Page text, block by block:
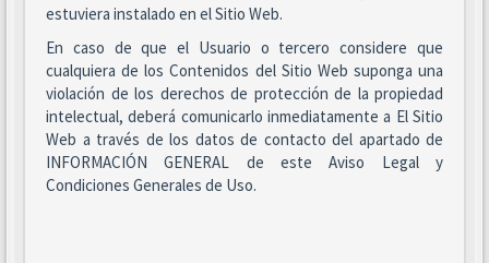
estuviera instalado en el Sitio Web.
En caso de que el Usuario o tercero considere que
cualquiera de los Contenidos del Sitio Web suponga una
violación de los derechos de protección de la propiedad
intelectual, deberá comunicarlo inmediatamente a El Sitio
Web a través de los datos de contacto del apartado de
INFORMACIÓN GENERAL de este Aviso Legal y
Condiciones Generales de Uso.